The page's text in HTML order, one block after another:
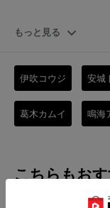
※BOX入り数以上
しかしながら、在
なります。
※PACK形式での
もっと見る
伊吹コウジ 安城
葛木カムイ 鳴海
こちらもお